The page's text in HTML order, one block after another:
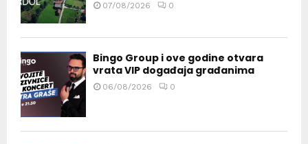
07/08/2026 0
Bingo Group i ove godine otvara
vrata VIP događaja građanima
06/08/2026 0